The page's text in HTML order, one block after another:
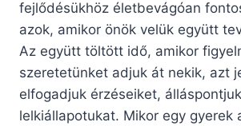
fejlődésükhöz életbevágóan
azok, amikor önök velük együtt
Az együtt töltött idő, amikor
szeretetünket adjuk át nekik, azt
elfogadjuk érzéseiket,
lelkiállapotukat. Mikor egy gyerek